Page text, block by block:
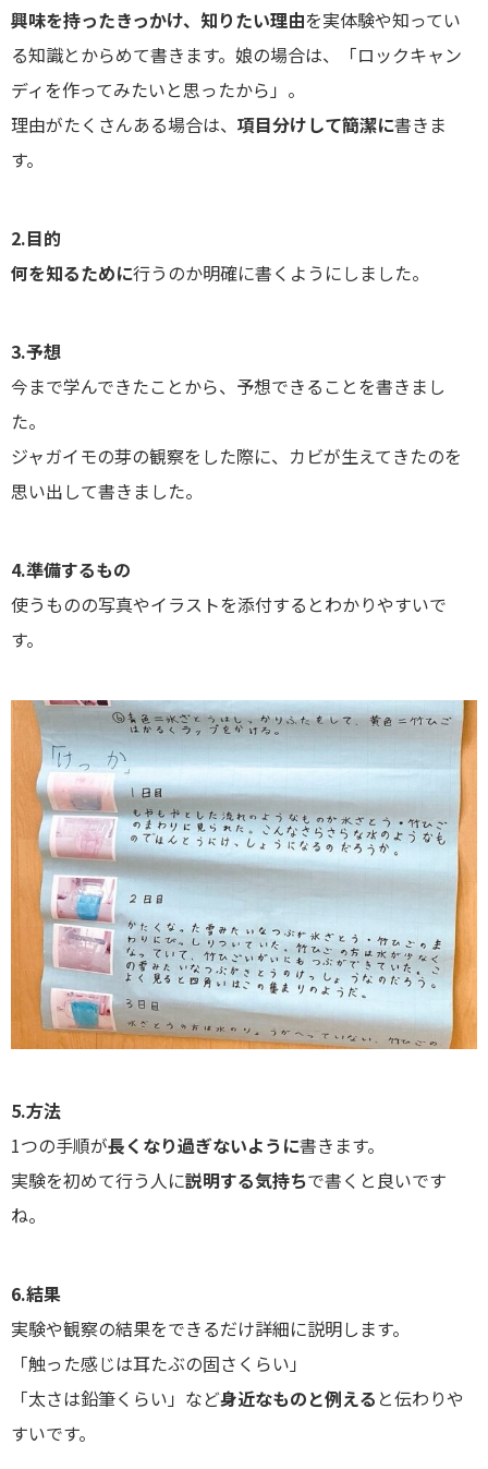
興味を持ったきっかけ、知りたい理由を実体験や知ってい
る知識とからめて書きます。娘の場合は、「ロックキャン
ディを作ってみたいと思ったから」。
理由がたくさんある場合は、 項目分けして簡潔に書きま
す。
2.目的
何を知るために行うのか明確に書くようにしました。
3.予想
今まで学んできたことから、予想できることを書きまし
た。
ジャガイモの芽の観察をした際に、カビが生えてきたのを
思い出して書きました。
4.準備するもの
使うものの写真やイラストを添付するとわかりやすいで
す。
5.方法
1つの手順が長くなり過ぎないように書きます。
実験を初めて行う人に説明する気持ちで書くと良いです
ね。
6.結果
実験や観察の結果をできるだけ詳細に説明します。
「触った感じは耳たぶの固さくらい」
「太さは鉛筆くらい」など身近なものと例える と伝わりや
すいです。